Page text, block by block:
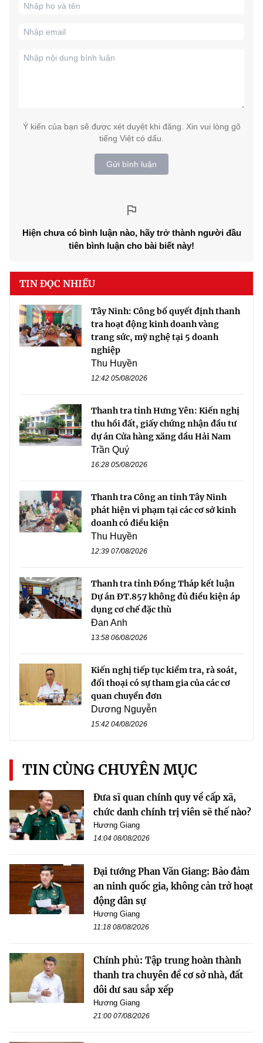
Ý kiến của bạn sẽ được xét duyệt khi đăng. Xin vui lòng gõ
tiếng Việt có dấu.
Gửi bình luận
Hiện chưa có bình luận nào, hãy trở thành người đầu
tiên bình luận cho bài biết này!
TIN ĐỌC NHIỀU
Tây Ninh: Công bố quyết định thanh
tra hoạt động kinh doanh vàng
trang sức, mỹ nghệ tại 5 doanh
nghiệp
Thu Huyền
12:42 05/08/2026
Thanh tra tỉnh Hưng Yên: Kiến nghị
thu hồi đất, giấy chứng nhận đầu tư
dự án Cửa hàng xăng dầu Hải Nam
Trần Quý
16:28 05/08/2026
Thanh tra Công an tỉnh Tây Ninh
phát hiện vi phạm tại các cơ sở kinh
doanh có điều kiện
Thu Huyền
12:39 07/08/2026
Thanh tra tỉnh Đồng Tháp kết luận
Dự án ĐT.857 không đủ điều kiện áp
dụng cơ chế đặc thù
Đan Anh
13:58 06/08/2026
Kiến nghị tiếp tục kiểm tra, rà soát,
đối thoại có sự tham gia của các cơ
quan chuyển đơn
Dương Nguyễn
15:42 04/08/2026
TIN CÙNG CHUYÊN MỤC
Đưa sĩ quan chính quy về cấp xã,
chức danh chính trị viên sẽ thế nào?
Hương Giang
14:04 08/08/2026
Đại tướng Phan Văn Giang: Bảo đảm
an ninh quốc gia, không cản trở hoạt
động dân sự
Hương Giang
11:18 08/08/2026
Chính phủ: Tập trung hoàn thành
thanh tra chuyên đề cơ sở nhà, đất
dôi dư sau sắp xếp
Hương Giang
21:00 07/08/2026